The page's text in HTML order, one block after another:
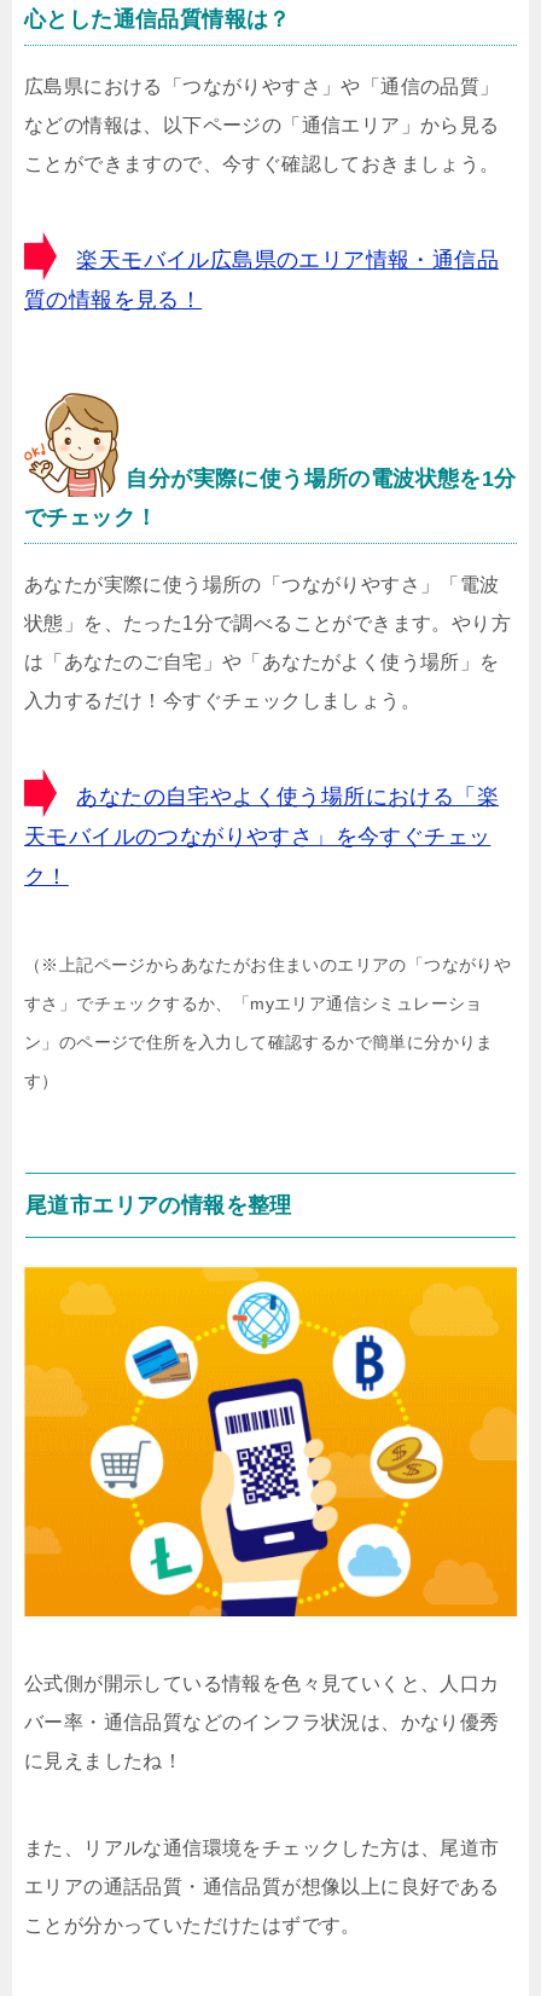
心とした通信品質情報は？
広島県における「つながりやすさ」や「通信の品質」
などの情報は、以下ページの「通信エリア」から見る
ことができますので、今すぐ確認しておきましょう。
楽天モバイル広島県のエリア情報・通信品
質の情報を見る！
自分が実際に使う場所の電波状態を1分
でチェック！
あなたが実際に使う場所の「つながりやすさ」「電波
状態」を、たった1分で調べることができます。やり方
は「あなたのご自宅」や「あなたがよく使う場所」を
入力するだけ！今すぐチェックしましょう。
あなたの自宅やよく使う場所における「楽
天モバイルのつながりやすさ」を今すぐチェッ
ク！
（※上記ページからあなたがお住まいのエリアの「つながりや
すさ」でチェックするか、「myエリア通信シミュレーショ
ン」のページで住所を入力して確認するかで簡単に分かりま
す）
尾道市エリアの情報を整理
公式側が開示している情報を色々見ていくと、人口カ
バー率・通信品質などのインフラ状況は、かなり優秀
に見えましたね！
また、リアルな通信環境をチェックした方は、尾道市
エリアの通話品質・通信品質が想像以上に良好である
ことが分かっていただけたはずです。